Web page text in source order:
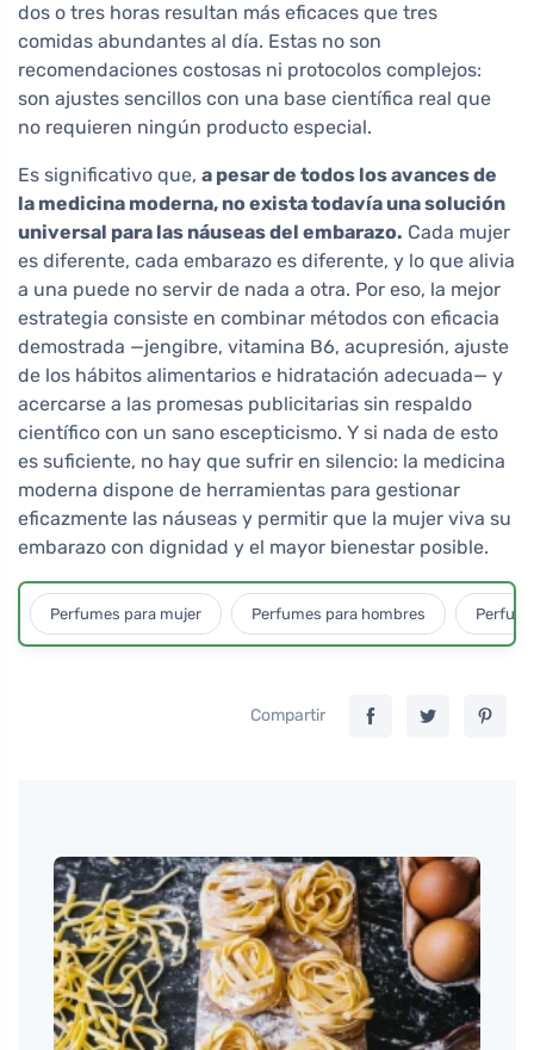
dos o tres horas resultan más eficaces que tres
comidas abundantes al día. Estas no son
recomendaciones costosas ni protocolos complejos:
son ajustes sencillos con una base científica real que
no requieren ningún producto especial.
Es significativo que, a pesar de todos los avances de
la medicina moderna, no exista todavía una solución
universal para las náuseas del embarazo. Cada mujer
es diferente, cada embarazo es diferente, y lo que alivia
a una puede no servir de nada a otra. Por eso, la mejor
estrategia consiste en combinar métodos con eficacia
demostrada —jengibre, vitamina B6, acupresión, ajuste
de los hábitos alimentarios e hidratación adecuada— y
acercarse a las promesas publicitarias sin respaldo
científico con un sano escepticismo. Y si nada de esto
es suficiente, no hay que sufrir en silencio: la medicina
moderna dispone de herramientas para gestionar
eficazmente las náuseas y permitir que la mujer viva su
embarazo con dignidad y el mayor bienestar posible.
Perfumes para mujer Perfumes para hombres
Compartir